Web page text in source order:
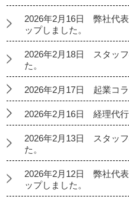
2026年2月16日 弊社代
ップしました。
2026年2月18日 スタッ
た。
2026年2月17日 起業コラ
2026年2月16日 経理代行
2026年2月13日 スタッ
た。
2026年2月12日 弊社代
ップしました。